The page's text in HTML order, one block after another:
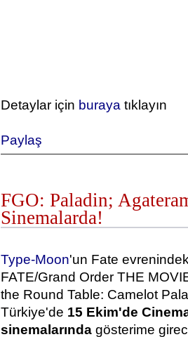
Detaylar için buraya tıklayın
Paylaş
FGO: Paladin;
Sinemalarda!
Type-Moon'un Fate
FATE/Grand Order THE
the Round Table: Camelot
Türkiye'de 15 Ekim'de
sinemalarındagösterime